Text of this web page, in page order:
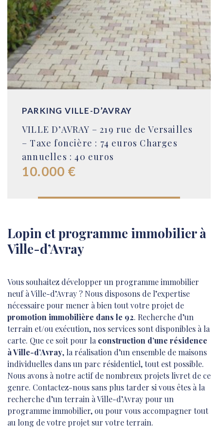
PARKING VILLE-D’AVRAY
VILLE D’AVRAY – 219 rue de Versailles
– Taxe foncière : 74 euros Charges
annuelles : 40 euros
10.000 €
Lopin et programme immobilier à
Ville-d’Avray
Vous souhaitez développer un programme immobilier
neufà Ville-d’Avray ? Nous disposons de l’expertise
nécessaire pour mener à bien tout votre projet de
promotion immobilière dans le 92. Recherche d’un
terrain et/ou exécution, nos services sont disponibles à la
carte. Que ce soit pour la construction d’une résidence
à Ville-d’Avray, la réalisation d’un ensemble de maisons
individuelles dans un parc résidentiel, tout est possible.
Nous avons à notre actif de nombreux projets livret de ce
genre. Contactez-nous sans plus tarder si vous êtes à la
recherche d’un terrain à Ville-d’Avray pour un
programme immobilier, ou pour vous accompagner tout
au long de votre projet sur votre terrain.